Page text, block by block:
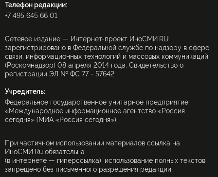
Телефон редакции:
+7 495 645 66 01
Сетевое издание — Интернет-проект ИноСМИ.RU
зарегистрировано в Федеральной службе по надзору в сфере
связи, информационных технологий и массовых коммуникаций
(Роскомнадзор) 08 апреля 2014 года. Свидетельство о
регистрации ЭЛ № ФС 77 - 57642
Учредитель:
Федеральное государственное унитарное предприятие
«Международное информационное агентство «Россия
сегодня» (МИА «Россия сегодня»).
При частичном использовании материалов ссылка на
ИноСМИ.Ru обязательна
(в интернете — гиперссылка), использование полных текстов
запрещено без письменного разрешения редакции.